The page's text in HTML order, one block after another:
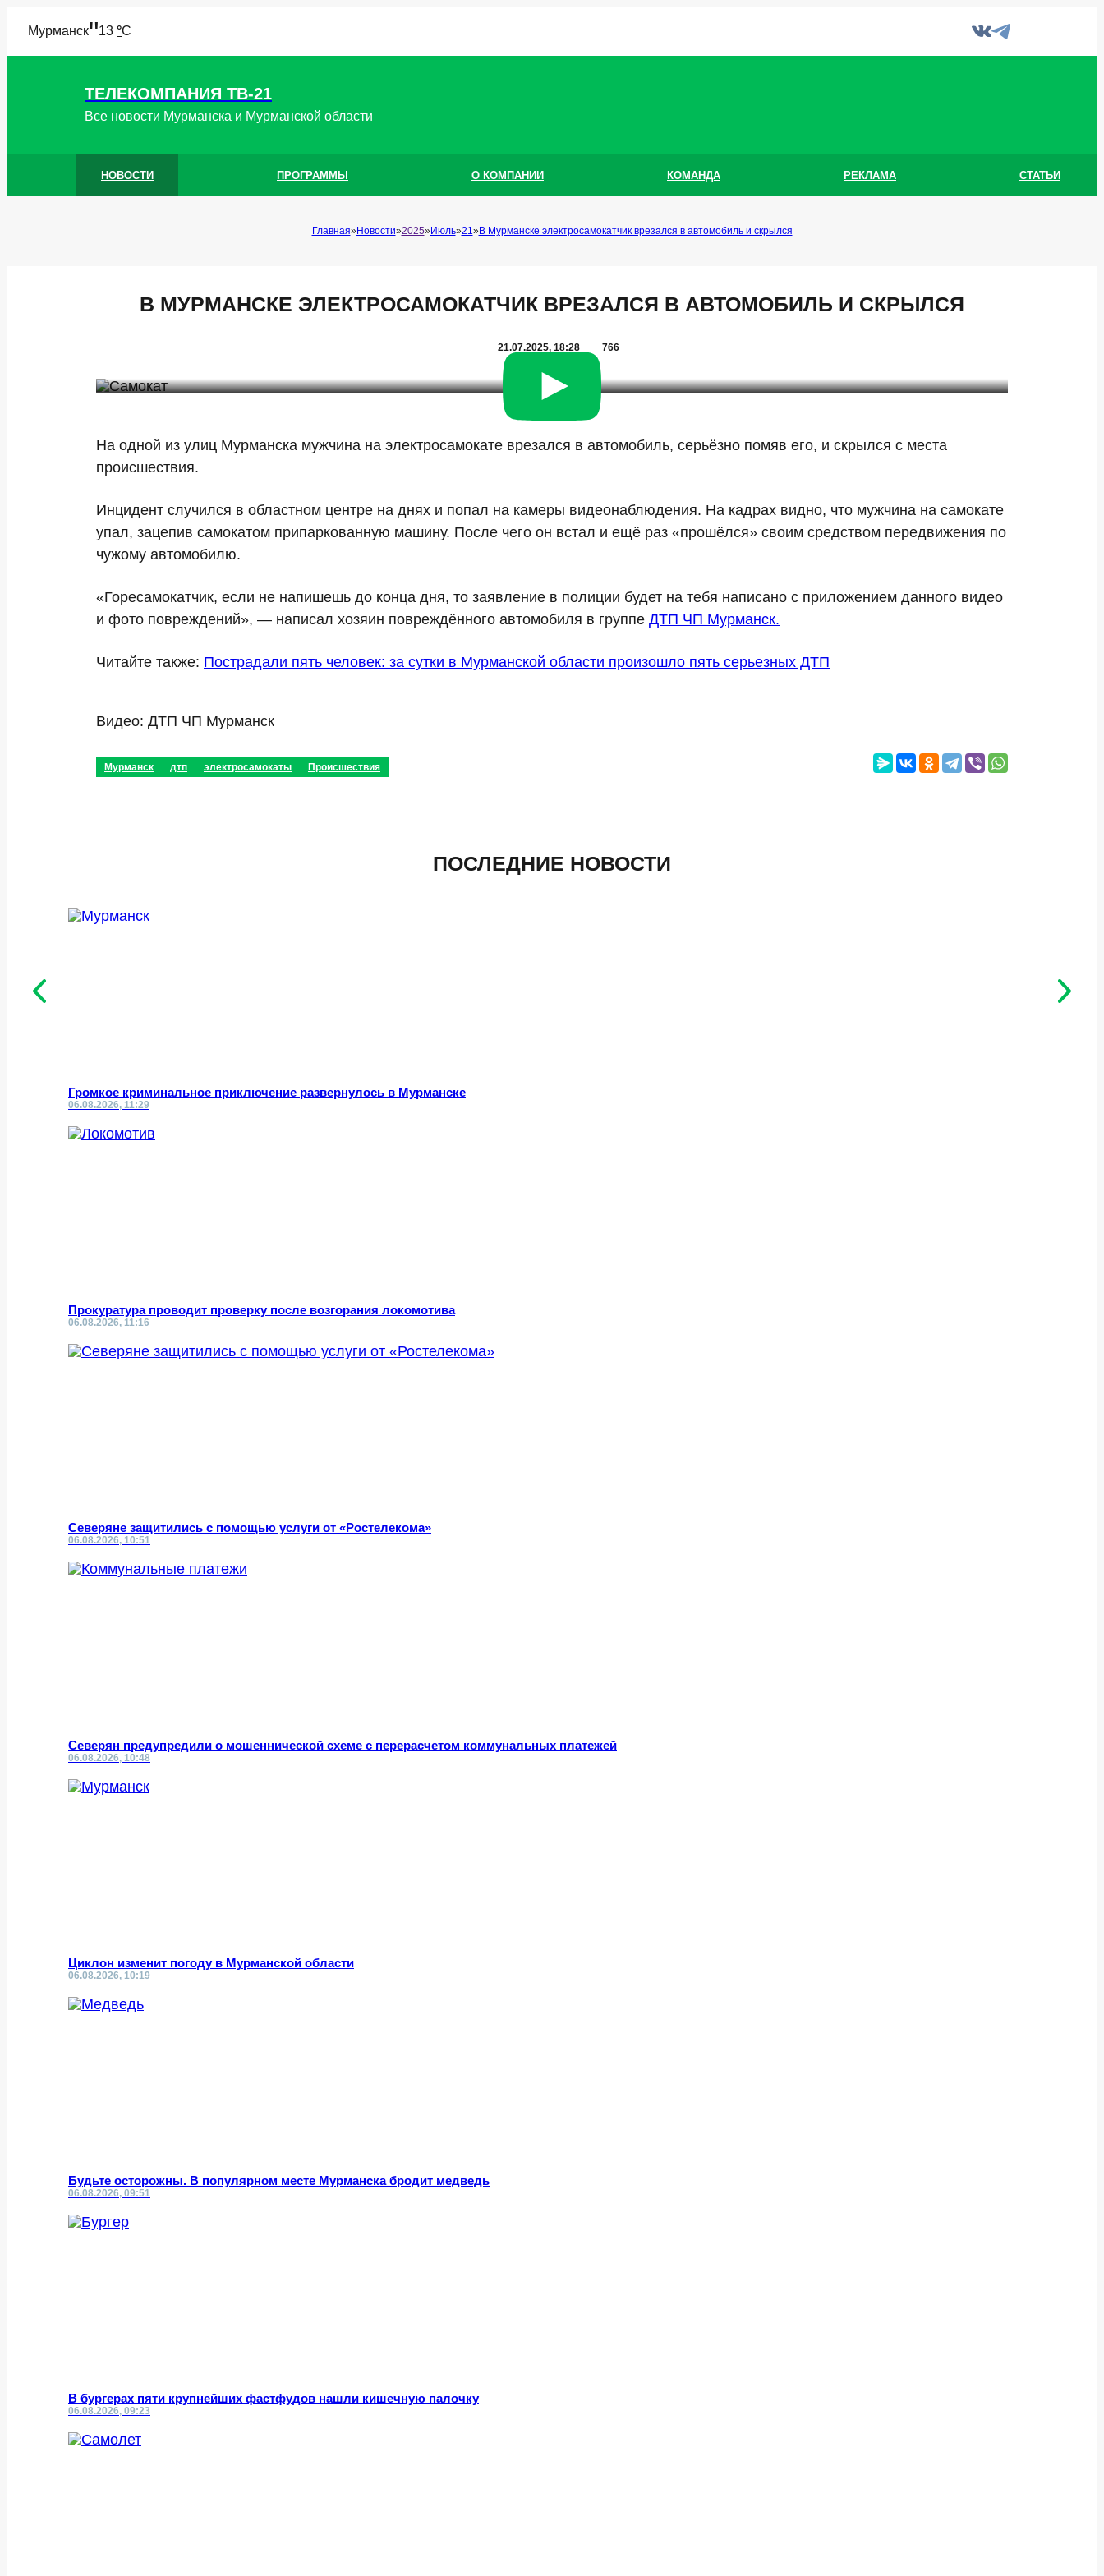
Мурманск"13 °C
ТЕЛЕКОМПАНИЯ ТВ-21
Все новости Мурманска и Мурманской области
НОВОСТИ ПРОГРАММЫ О КОМПАНИИ КОМАНДА РЕКЛАМА СТАТЬИ
Главная Новости 2025 Июль 21 В Мурманске электросамокатчик врезался в автомобиль и скрылся
В МУРМАНСКЕ ЭЛЕКТРОСАМОКАТЧИК ВРЕЗАЛСЯ В АВТОМОБИЛЬ И СКРЫЛСЯ
21.07.2025, 18:28 766
Н️а одной из улиц Мурманска мужчина на электросамокате врезался в автомобиль, серьёзно помяв его, и скрылся с места
происшествия.
Инцидент случился в областном центре на днях и попал на камеры видеонаблюдения. На кадрах видно, что мужчина на самокате
упал, зацепив самокатом припаркованную машину. После чего он встал и ещё раз «прошёлся» своим средством передвижения по
чужому автомобилю.
«Горесамокатчик, если не напишешь до конца дня, то заявление в полиции будет на тебя написано с приложением данного видео
и фото повреждений», — написал хозяин повреждённого автомобиля в группе ДТП ЧП Мурманск.
Читайте также: Пострадали пять человек: за сутки в Мурманской области произошло пять серьезных ДТП
Видео: ДТП ЧП Мурманск
Мурманск дтп электросамокаты Происшествия
ПОСЛЕДНИЕ НОВОСТИ
Громкое криминальное приключение развернулось в Мурманске
06.08.2026, 11:29
Прокуратура проводит проверку после возгорания локомотива
06.08.2026, 11:16
Северяне защитились с помощью услуги от «Ростелекома»
06.08.2026, 10:51
Северян предупредили о мошеннической схеме с перерасчетом коммунальных платежей
06.08.2026, 10:48
Циклон изменит погоду в Мурманской области
06.08.2026, 10:19
Будьте осторожны. В популярном месте Мурманска бродит медведь
06.08.2026, 09:51
В бургерах пяти крупнейших фастфудов нашли кишечную палочку
06.08.2026, 09:23